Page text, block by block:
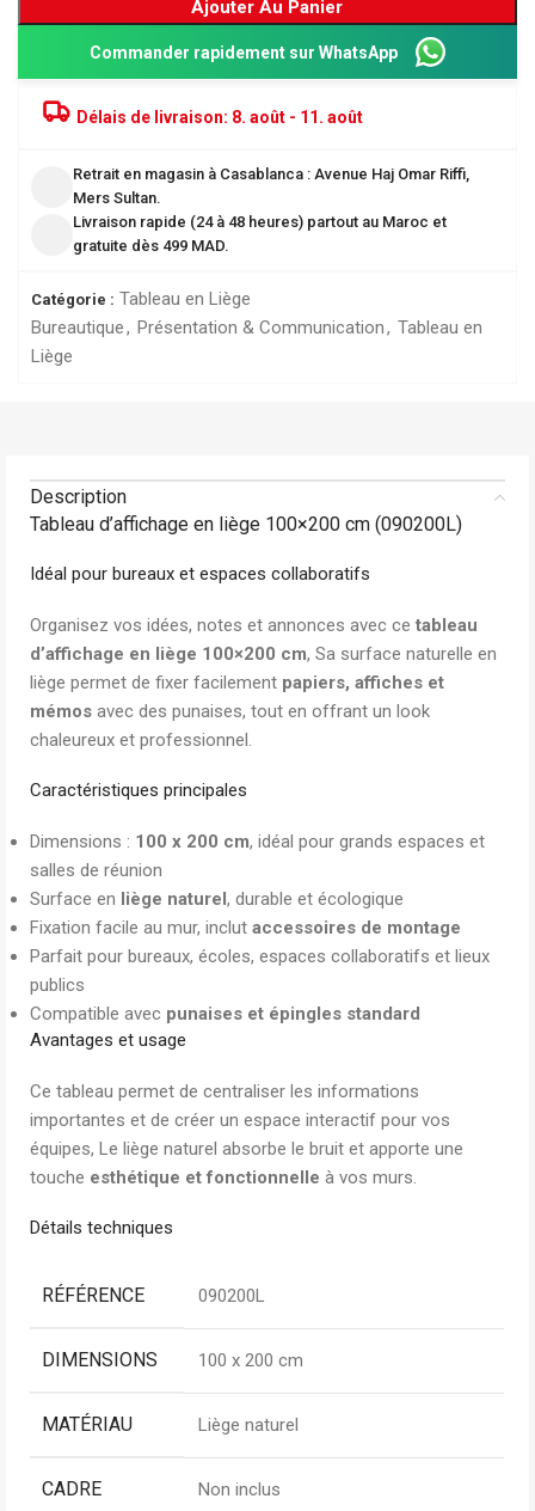
Ajouter Au Panier
Commander rapidement sur WhatsApp
Délais de livraison: 8. août - 11. août
Retrait en magasin à Casablanca : Avenue Haj Omar Riffi,
Mers Sultan.
Livraison rapide (24 à 48 heures) partout au Maroc et
gratuite dès 499 MAD.
Catégorie : Tableau en Liège
Bureautique, Présentation & Communication, Tableau en
Liège
Description
Tableau d’affichage en liège 100×200 cm (090200L)
Idéal pour bureaux et espaces collaboratifs
Organisez vos idées, notes et annonces avec ce tableau
d’affichage en liège 100×200 cm, Sa surface naturelle en
liège permet de fixer facilement papiers, affiches et
mémos avec des punaises, tout en offrant un look
chaleureux et professionnel.
Caractéristiques principales
Dimensions : 100 x 200 cm, idéal pour grands espaces et
salles de réunion
Surface en liège naturel, durable et écologique
Fixation facile au mur, inclut accessoires de montage
Parfait pour bureaux, écoles, espaces collaboratifs et lieux
publics
Compatible avec punaises et épingles standard
Avantages et usage
Ce tableau permet de centraliser les informations
importantes et de créer un espace interactif pour vos
équipes, Le liège naturel absorbe le bruit et apporte une
touche esthétique et fonctionnelle à vos murs.
Détails techniques
RÉFÉRENCE 090200L
DIMENSIONS 100 x 200 cm
MATÉRIAU Liège naturel
CADRE Non inclus